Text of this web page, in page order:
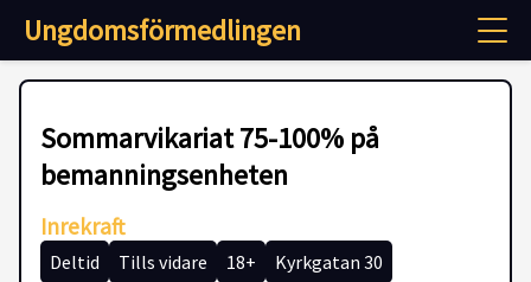
Ungdomsförmedlingen
Sommarvikariat 75-100% på
bemanningsenheten
Inrekraft
Deltid Tills vidare 18+
Kyrkgatan 30